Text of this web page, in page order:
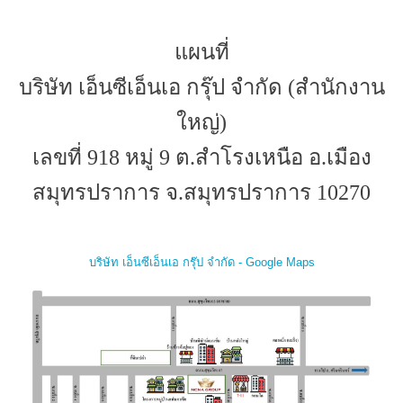
แผนที่
บริษัท เอ็นซีเอ็นเอ กรุ๊ป จำกัด (สำนักงาน
ใหญ่)
เลขที่ 918 หมู่ 9 ต.สำโรงเหนือ อ.เมือง
สมุทรปราการ จ.สมุทรปราการ 10270
บริษัท เอ็นซีเอ็นเอ กรุ๊ป จำกัด - Google Maps